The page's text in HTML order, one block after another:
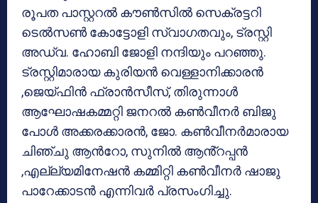
രൂപത പാസ്റ്ററൽ കൗൺസിൽ സെക്രട്ടറി
ടെൽസൺ കോട്ടോളി സ്വാഗതവും, ട്രസ്റ്റി
അഡ്വ. ഹോബി ജോളി നന്ദിയും പറഞ്ഞു.
ട്രസ്റ്റിമാരായ കുരിയൻ വെള്ളാനിക്കാരൻ
,ജെയ്ഫിൻ ഫ്രാൻസീസ്, തിരുന്നാൾ
ആഘോഷകമ്മറ്റി ജനറൽ കൺവീനർ ബിജു
പോൾ അക്കരക്കാരൻ, ജോ. കൺവീനർമാരായ
ചിഞ്ചു ആൻറോ, സുനിൽ ആൻ്റപ്പൻ
,എല്ല്യമിനേഷൻ കമ്മിറ്റി കൺവീനർ ഷാജു
പാറേക്കാടൻ എന്നിവർ പ്രസംഗിച്ചു.